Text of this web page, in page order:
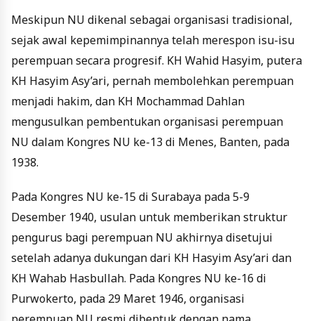
Meskipun NU dikenal sebagai organisasi tradisional,
sejak awal kepemimpinannya telah merespon isu-isu
perempuan secara progresif. KH Wahid Hasyim, putera
KH Hasyim Asy’ari, pernah membolehkan perempuan
menjadi hakim, dan KH Mochammad Dahlan
mengusulkan pembentukan organisasi perempuan
NU dalam Kongres NU ke-13 di Menes, Banten, pada
1938.
Pada Kongres NU ke-15 di Surabaya pada 5-9
Desember 1940, usulan untuk memberikan struktur
pengurus bagi perempuan NU akhirnya disetujui
setelah adanya dukungan dari KH Hasyim Asy’ari dan
KH Wahab Hasbullah. Pada Kongres NU ke-16 di
Purwokerto, pada 29 Maret 1946, organisasi